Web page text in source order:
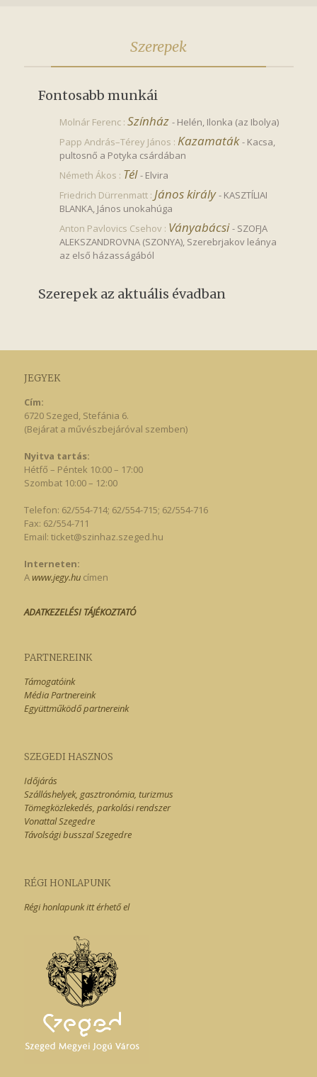
Szerepek
Fontosabb munkái
Molnár Ferenc : Színház - Helén, Ilonka (az Ibolya)
Papp András–Térey János : Kazamaták - Kacsa,
pultosnő a Potyka csárdában
Németh Ákos : Tél - Elvira
Friedrich Dürrenmatt : János király - KASZTÍLIAI
BLANKA, János unokahúga
Anton Pavlovics Csehov : Ványabácsi - SZOFJA
ALEKSZANDROVNA (SZONYA), Szerebrjakov leánya
az első házasságából
Szerepek az aktuális évadban
JEGYEK
Cím:
6720 Szeged, Stefánia 6.
(Bejárat a művészbejáróval szemben)
Nyitva tartás:
Hétfő – Péntek 10:00 – 17:00
Szombat 10:00 – 12:00
Telefon: 62/554-714; 62/554-715; 62/554-716
Fax: 62/554-711
Email: ticket@szinhaz.szeged.hu
Interneten:
Awww.jegy.hucímen
ADATKEZELÉSI TÁJÉKOZTATÓ
PARTNEREINK
Támogatóink
Média Partnereink
Együttműködő partnereink
SZEGEDI HASZNOS
Időjárás
Szálláshelyek, gasztronómia, turizmus
Tömegközlekedés, parkolási rendszer
Vonattal Szegedre
Távolsági busszal Szegedre
RÉGI HONLAPUNK
Régi honlapunk itt érhető el